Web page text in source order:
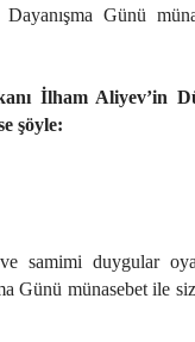
Dayanışma Günü
İlham Aliyev’in
şöyle:
samimi duygular
Günü münasebet ile